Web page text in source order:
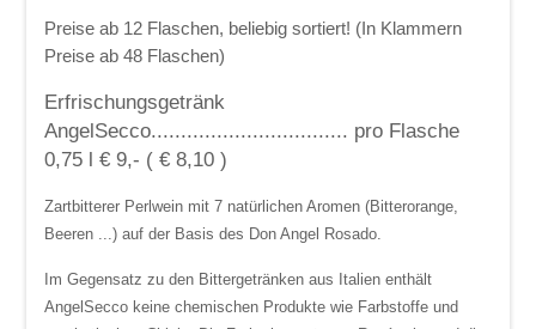
Preise ab 12 Flaschen, beliebig sortiert! (In Klammern
Preise ab 48 Flaschen)
Erfrischungsgetränk
AngelSecco................................. pro Flasche
0,75 l € 9,- ( € 8,10 )
Zartbitterer Perlwein mit 7 natürlichen Aromen (Bitterorange,
Beeren ...) auf der Basis des Don Angel Rosado.
Im Gegensatz zu den Bittergetränken aus Italien enthält
AngelSecco keine chemischen Produkte wie Farbstoffe und